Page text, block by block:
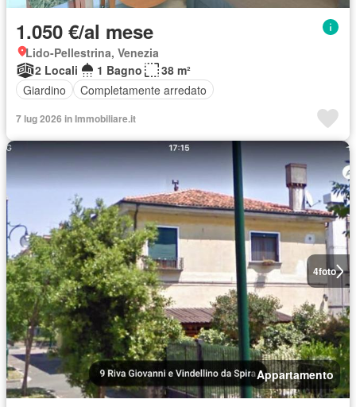
1.050 €/al mese
Lido-Pellestrina, Venezia
2 Locali
1 Bagno
38 m²
Giardino
Completamente arredato
7 lug 2026 in Immobiliare.it
4foto
Appartamento